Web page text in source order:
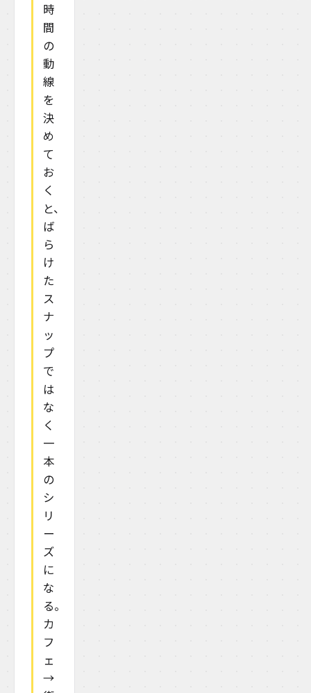
時
間
の
動
線
を
決
め
て
お
く
と、
ば
ら
け
た
ス
ナ
ッ
プ
で
は
な
く
一
本
の
シ
リ
ー
ズ
に
な
る。
カ
フ
ェ
→